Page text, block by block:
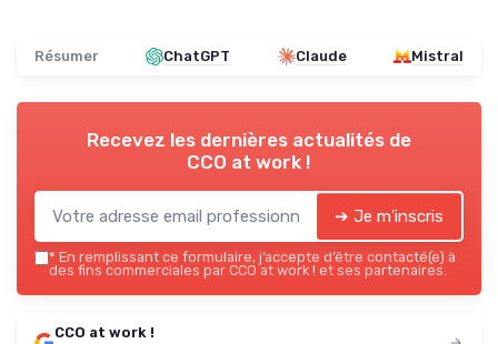
Résumer ChatGPT Claude Mistral
Recevez les dernières actualités de
CCO at work !
➔ Je m'inscris
* En remplissant ce formulaire, j’accepte d’être contacté(e) à
des fins commerciales par CCO at work ! et ses partenaires.
CCO at work !